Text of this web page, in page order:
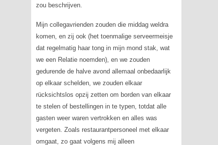
zou beschrijven.
Mijn collegavrienden zouden die middag weldra
komen, en zij ook (het toenmalige serveermeisje
dat regelmatig haar tong in mijn mond stak, wat
we een Relatie noemden), en we zouden
gedurende de halve avond allemaal onbedaarlijk
op elkaar schelden, we zouden elkaar
rücksichtslos opzij zetten om borden van elkaar
te stelen of bestellingen in te typen, totdat alle
gasten weer waren vertrokken en alles was
vergeten. Zoals restaurantpersoneel met elkaar
omgaat, zo gaat volgens mij alleen